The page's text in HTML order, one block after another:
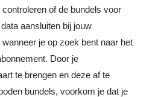
of de bundels voor
aansluiten bij jouw
je op zoek bent naar het
Door je
te brengen en deze af te
bundels, voorkom je dat je